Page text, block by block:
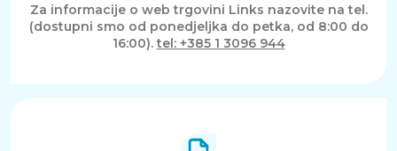
Za informacije o web trgovini Links nazovite na tel.
(dostupni smo od ponedjeljka do petka, od 8:00 do
16:00).tel: +385 1 3096 944